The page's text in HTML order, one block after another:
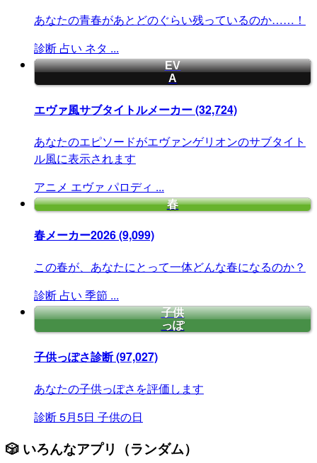
あなたの青春があとどのぐらい残っているのか……！
診断 占い ネタ ...
EV
A
エヴァ風サブタイトルメーカー(32,724)
あなたのエピソードがエヴァンゲリオンのサブタイト
ル風に表示されます
アニメ エヴァ パロディ ...
春
春メーカー2026(9,099)
この春が、あなたにとって一体どんな春になるのか？
診断 占い 季節 ...
子供
っぽ
子供っぽさ診断(97,027)
あなたの子供っぽさを評価します
診断5月5日 子供の日
🎲 いろんなアプリ（ランダム）